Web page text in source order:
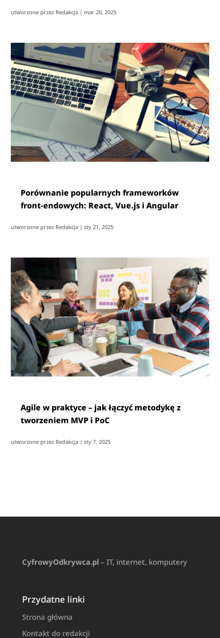
utworzone przez Redakcja | mar 20, 2025
Porównanie popularnych frameworków
front-endowych: React, Vue.js i Angular
utworzone przez Redakcja |sty 21, 2025
Agile w praktyce – jak łączyć metodykę z
tworzeniem MVP i PoC
utworzone przez Redakcja |sty 7, 2025
CyfrowyOdkrywca.pl– IT, internet, komputery
Przydatne linki
Strona główna
Kontakt do redakcji